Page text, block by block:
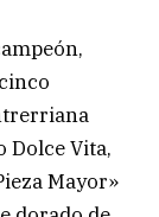
Dolce Vita,
Mayor»